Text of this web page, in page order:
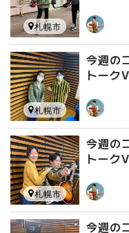
札幌市
今週の
トーク
札幌市
今週の
トーク
札幌市
今週の